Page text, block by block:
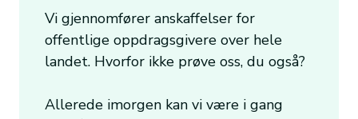
Vi gjennomfører anskaffelser for
offentlige oppdragsgivere over hele
landet. Hvorfor ikke prøve oss, du også?
Allerede imorgen kan vi være i gang